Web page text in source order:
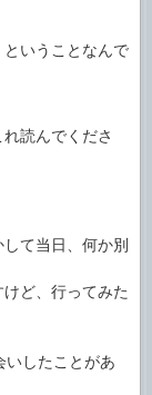
いうことなんで
読んでくださ
て当日、何か別
ど、行ってみた
したことがあ